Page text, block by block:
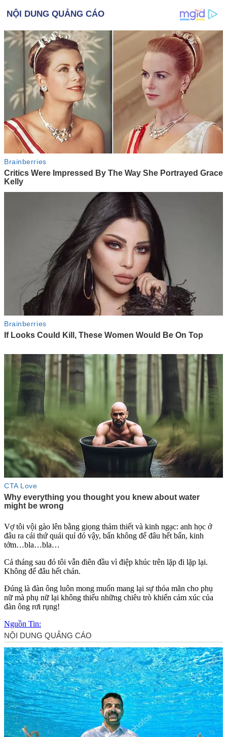
Vợ tôi vội gào lên bằng giọng thảm thiết và kinh ngạc: anh học ở
đâu ra cái thứ quái quỉ đó vậy, bẩn không để đâu hết bẩn, kinh
tởm…bla…bla…
Cả tháng sau đó tôi vẫn điên đầu vì điệp khúc trên lặp đi lặp lại.
Không để đâu hết chán.
Đúng là đàn ông luôn mong muốn mang lại sự thỏ‌a mã‌n cho phụ
nữ mà phụ nữ lại không thiếu những chiêu trò khiến cảm xúc của
đàn ông rơi rụng!
Nguồn Tin: